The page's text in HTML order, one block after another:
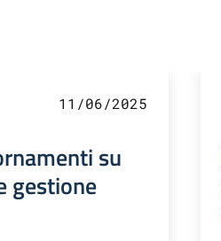
11/06/2025
su
gestione